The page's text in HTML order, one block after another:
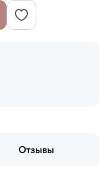
Отзывы